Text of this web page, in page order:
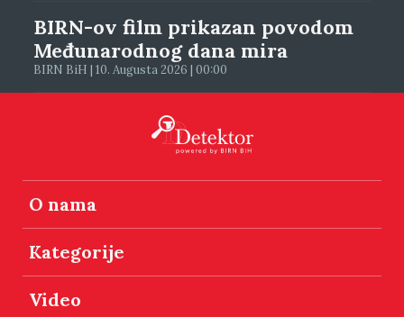
BIRN-ov film prikazan povodom
Međunarodnog dana mira
BIRN BiH | 10. Augusta 2026 | 00:00
O nama
Kategorije
Video